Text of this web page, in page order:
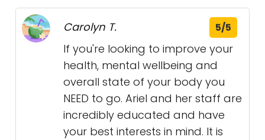
Carolyn T. 5/5
If you're looking to improve your
health, mental wellbeing and
overall state of your body you
NEED to go. Ariel and her staff are
incredibly educated and have
your best interests in mind. It is